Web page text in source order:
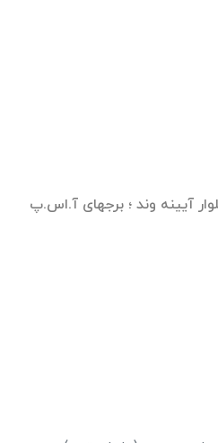
آیینه وند ؛ برجهای آ.اس.پ